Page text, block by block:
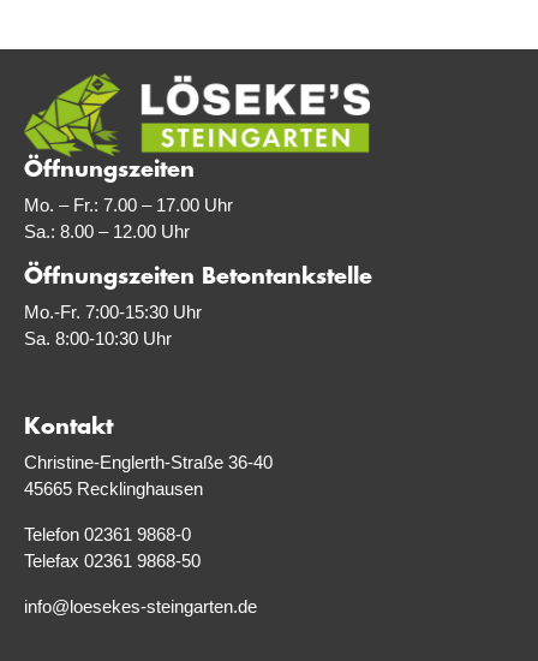
Öffnungszeiten
Mo. – Fr.: 7.00 – 17.00 Uhr
Sa.: 8.00 – 12.00 Uhr
Öffnungszeiten Betontankstelle
Mo.-Fr. 7:00-15:30 Uhr
Sa. 8:00-10:30 Uhr
Kontakt
Christine-Englerth-Straße 36-40
45665 Recklinghausen
Telefon 02361 9868-0
Telefax 02361 9868-50
info@loesekes-steingarten.de